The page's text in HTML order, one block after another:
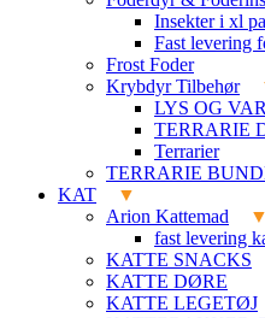
Insekter i xl
Fast levering
Frost Foder
Krybdyr Tilbehør
LYS OG
TERRARIE
Terrarier
TERRARIE
KAT
Arion Kattemad
fast levering
KATTE SNACKS
KATTE DØRE
KATTE LEGETØJ